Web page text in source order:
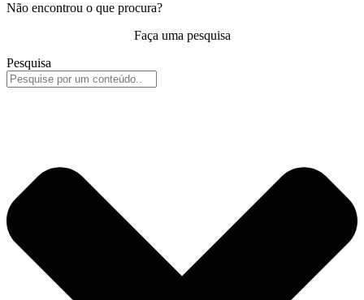
Não encontrou o que procura?
Faça uma pesquisa
Pesquisa